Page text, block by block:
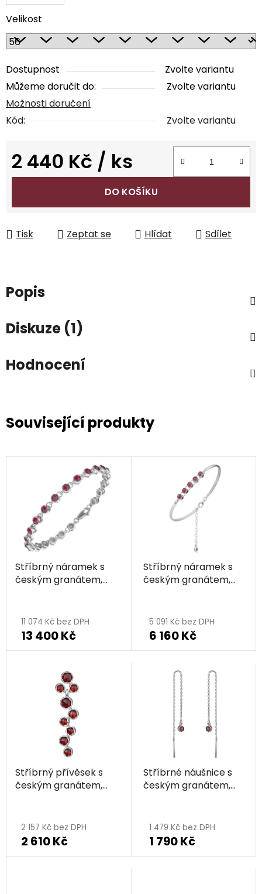
Velikost
Dostupnost
Zvolte variantu
Můžeme doručit do:
Zvolte variantu
Možnosti doručení
Kód:
Zvolte variantu
2 440 Kč / ks
Měrná cena:
DO KOŠÍKU
Tisk Zeptat se Hlídat Sdílet
Popis
Diskuze (1)
Hodnocení
Související produkty
Stříbrný náramek s
českým granátem,
11 074 Kč bez DPH
13 400 Kč
Stříbrný náramek s
českým granátem,
5 091 Kč bez DPH
6 160 Kč
Stříbrný přívěsek s
českým granátem,
hodnocení
produktu
je
2 157 Kč bez DPH
2 610 Kč
Stříbrné náušnice s
českým granátem,
hodnocení
produktu
je
1 479 Kč bez DPH
1 790 Kč